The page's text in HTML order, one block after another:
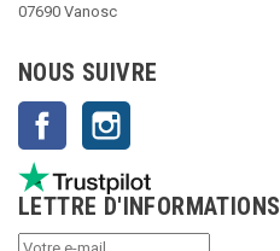
07690 Vanosc
NOUS SUIVRE
Facebook
LETTRE D'INFORMATIONS